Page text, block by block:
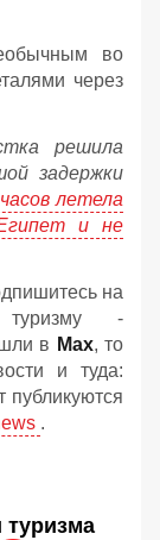
во
через
решила
задержки
летела
и не
на
-
в Мах, то
и туда:
публикуются
.
туризма